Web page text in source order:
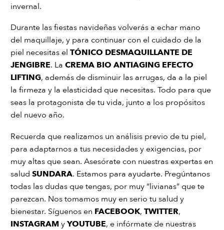
invernal.
Durante las fiestas navideñas volverás a echar mano
del maquillaje, y para continuar con el cuidado de la
piel necesitas el TÓNICO DESMAQUILLANTE DE
JENGIBRE. La CREMA BIO ANTIAGING EFECTO
LIFTING, además de disminuir las arrugas, da a la piel
la firmeza y la elasticidad que necesitas. Todo para que
seas la protagonista de tu vida, junto a los propósitos
del nuevo año.
Recuerda que realizamos un análisis previo de tu piel,
para adaptarnos a tus necesidades y exigencias, por
muy altas que sean. Asesórate con nuestras expertas en
salud SUNDARA. Estamos para ayudarte. Pregúntanos
todas las dudas que tengas, por muy “livianas” que te
parezcan. Nos tomamos muy en serio tu salud y
bienestar. Síguenos en FACEBOOK, TWITTER,
INSTAGRAMyYOUTUBE, e infórmate de nuestras